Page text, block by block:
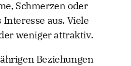
Schmerzen oder
aus. Viele
weniger attraktiv.
Beziehungen